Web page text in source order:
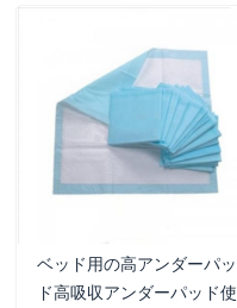
ベッド用の高アンダーパッ
ド高吸収アンダーパッド使